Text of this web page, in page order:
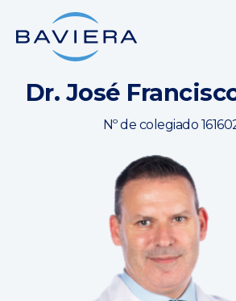
Dr. José
Nº de colegiado